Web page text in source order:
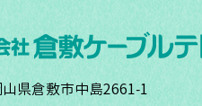
県倉敷市中島2661-1